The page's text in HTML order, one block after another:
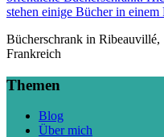
Bücherschrank in Ribeauvillé,
Frankreich
Themen
Blog
Über mich